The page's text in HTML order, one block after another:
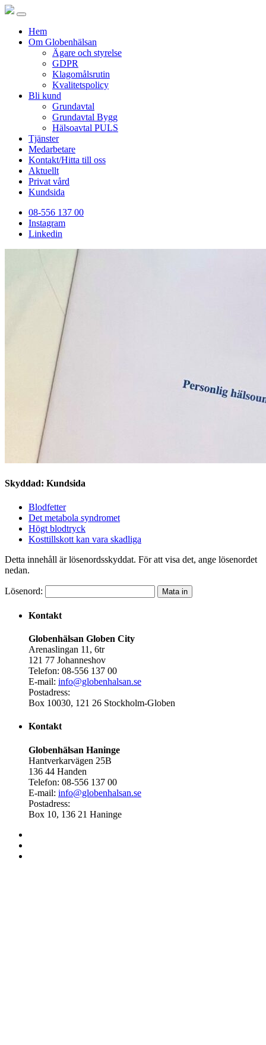
Hem
Om Globenhälsan
Ägare och styrelse
GDPR
Klagomålsrutin
Kvalitetspolicy
Bli kund
Grundavtal
Grundavtal Bygg
Hälsoavtal PULS
Tjänster
Medarbetare
Kontakt/Hitta till oss
Aktuellt
Privat vård
Kundsida
08-556 137 00
Instagram
Linkedin
Skyddad: Kundsida
Blodfetter
Det metabola syndromet
Högt blodtryck
Kosttillskott kan vara skadliga
Detta innehåll är lösenordsskyddat. För att visa det, ange lösenordet
nedan.
Lösenord:
Kontakt
Globenhälsan Globen City
Arenaslingan 11, 6tr
121 77 Johanneshov
Telefon: 08-556 137 00
E-mail: info@globenhalsan.se
Postadress:
Box 10030, 121 26 Stockholm-Globen
Kontakt
Globenhälsan Haninge
Hantverkarvägen 25B
136 44 Handen
Telefon: 08-556 137 00
E-mail: info@globenhalsan.se
Postadress:
Box 10, 136 21 Haninge